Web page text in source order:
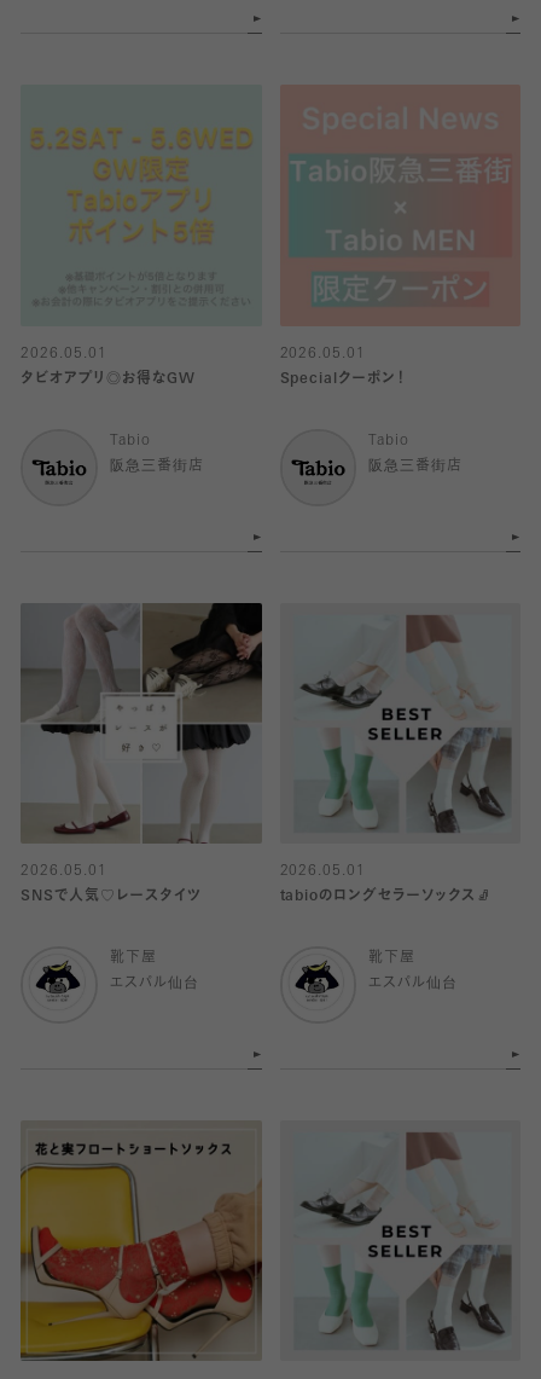
2026.05.01
タビオアプリ◎お得なGW
Tabio
阪急三番街店
2026.05.01
Specialクーポン！
Tabio
阪急三番街店
2026.05.01
SNSで人気♡レースタイツ
靴下屋
エスパル仙台
2026.05.01
tabioのロングセラーソックス🧦
靴下屋
エスパル仙台